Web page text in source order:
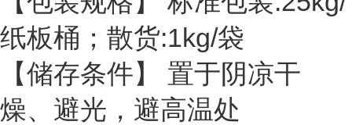
纸板桶；散货:1kg/袋
【储存条件】 置于阴凉干
燥、避光，避高温处